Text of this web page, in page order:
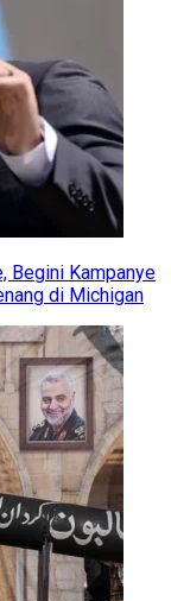
Begini Kampanye
di Michigan